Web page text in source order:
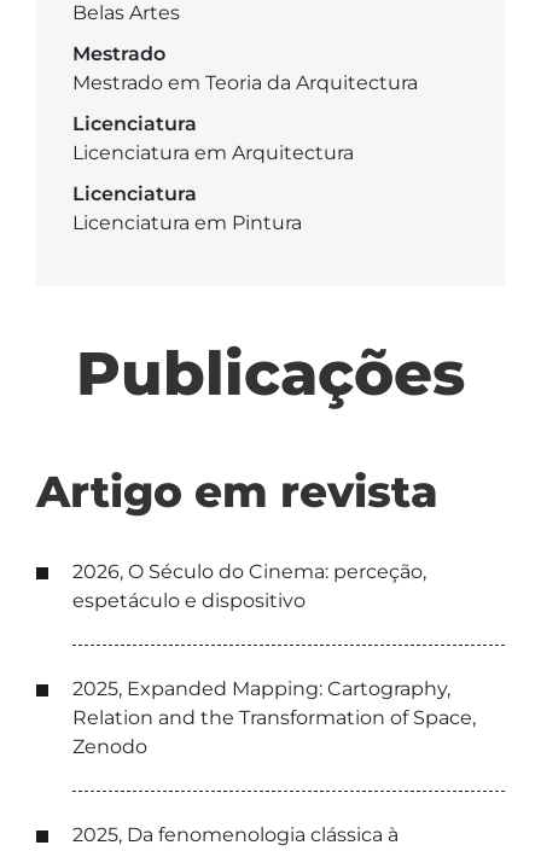
Belas Artes
Mestrado
Mestrado em Teoria da Arquitectura
Licenciatura
Licenciatura em Arquitectura
Licenciatura
Licenciatura em Pintura
Publicações
Artigo em revista
2026, O Século do Cinema: perceção,
espetáculo e dispositivo
2025, Expanded Mapping: Cartography,
Relation and the Transformation of Space,
Zenodo
2025, Da fenomenologia clássica à